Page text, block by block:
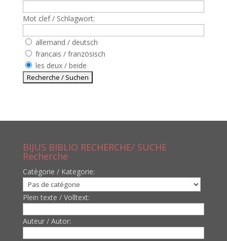
Mot clef / Schlagwort:
allemand / deutsch
francais / französisch
les deux / beide
BIJUS BIBLIO RECHERCHE/ SUCHE
Recherche
Catègorie / Kategorie:
Plein texte / Volltext:
Auteur / Autor: